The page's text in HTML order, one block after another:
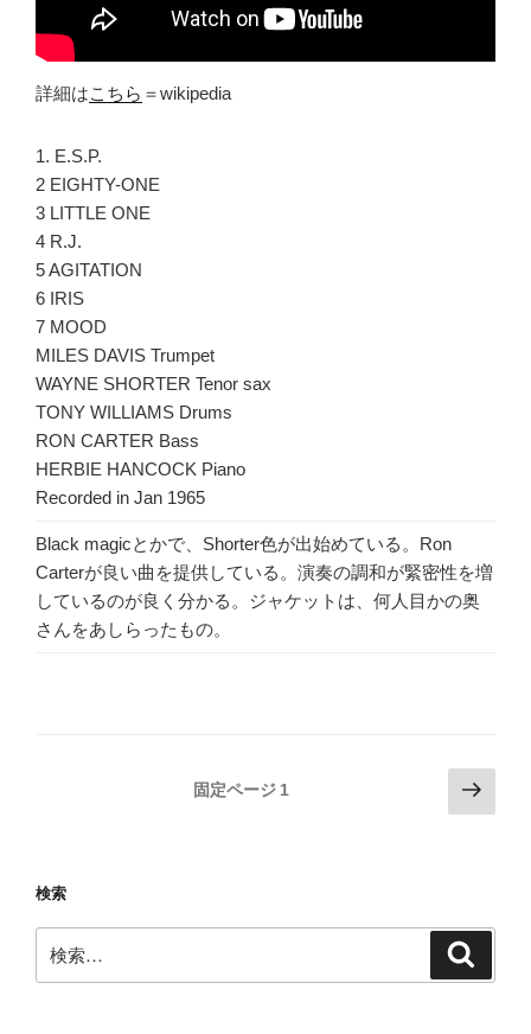
詳細はこちら ＝wikipedia
1. E.S.P.
2 EIGHTY-ONE
3 LITTLE ONE
4 R.J.
5 AGITATION
6 IRIS
7 MOOD
MILES DAVIS Trumpet
WAYNE SHORTER Tenor sax
TONY WILLIAMS Drums
RON CARTER Bass
HERBIE HANCOCK Piano
Recorded in Jan 1965
Black magicとかで、Shorter色が出始めている。Ron
Carterが良い曲を提供している。演奏の調和が緊密性を増
しているのが良く分かる。ジャケットは、何人目かの奥
さんをあしらったもの。
ペ
ジ
送
固定ページ 1
次
の
検索
索: